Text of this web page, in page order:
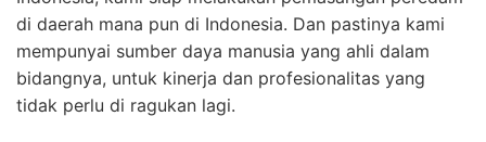
di daerah mana pun di Indonesia. Dan pastinya kami
mempunyai sumber daya manusia yang ahli dalam
bidangnya, untuk kinerja dan profesionalitas yang
tidak perlu di ragukan lagi.